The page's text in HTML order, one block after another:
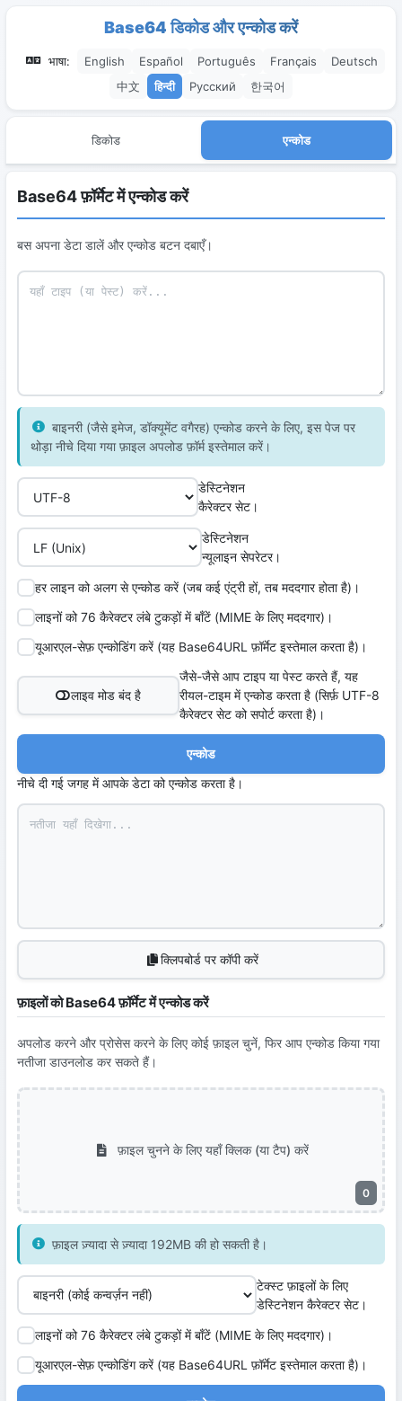
Base64 डिकोड और एन्कोड करें
भाषा: English Español Português Français
Deutsch
中文
हिन्दी Русский 한국어
डिकोड एन्कोड
Base64 फ़ॉर्मेट में एन्कोड करें
बस अपना डेटा डालें और एन्कोड बटन दबाएँ।
बाइनरी (जैसे इमेज, डॉक्यूमेंट वगैरह) एन्कोड करने के लिए, इस पेज पर
थोड़ा नीचे दिया गया फ़ाइल अपलोड फ़ॉर्म इस्तेमाल करें।
डेस्टिनेशन
कैरेक्टर सेट।
डेस्टिनेशन
न्यूलाइन सेपरेटर।
हर लाइन को अलग से एन्कोड करें (जब कई एंट्री हों, तब मददगार होता है)।
लाइनों को 76 कैरेक्टर लंबे टुकड़ों में बाँटें (MIME के लिए मददगार)।
यूआरएल-सेफ़ एन्कोडिंग करें (यह Base64URL फ़ॉर्मेट इस्तेमाल करता है)।
लाइव मोड बंद है
जैसे-जैसे आप टाइप या पेस्ट करते हैं, यह
रीयल-टाइम में एन्कोड करता है (सिर्फ़ UTF-8
कैरेक्टर सेट को सपोर्ट करता है)।
एन्कोड
नीचे दी गई जगह में आपके डेटा को एन्कोड करता है।
क्लिपबोर्ड पर कॉपी करें
फ़ाइलों को Base64 फ़ॉर्मेट में एन्कोड करें
अपलोड करने और प्रोसेस करने के लिए कोई फ़ाइल चुनें, फिर आप एन्कोड किया गया
नतीजा डाउनलोड कर सकते हैं।
0
फ़ाइल चुनने के लिए यहाँ क्लिक (या टैप) करें
फ़ाइल ज़्यादा से ज़्यादा 192MB की हो सकती है।
टेक्स्ट फ़ाइलों के लिए
डेस्टिनेशन कैरेक्टर सेट।
लाइनों को 76 कैरेक्टर लंबे टुकड़ों में बाँटें (MIME के लिए मददगार)।
यूआरएल-सेफ़ एन्कोडिंग करें (यह Base64URL फ़ॉर्मेट इस्तेमाल करता है)।